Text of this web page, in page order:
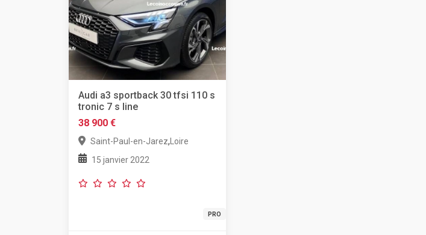
Audi a3 sportback 30 tfsi 110 s
tronic 7 s line
38 900 €
Saint-Paul-en-Jarez, Loire
15 janvier 2022
PRO